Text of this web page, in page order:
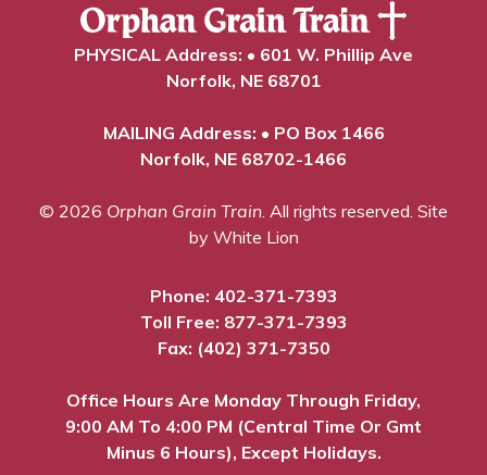
PHYSICAL Address: • 601 W. Phillip Ave
Norfolk, NE 68701
MAILING Address: • PO Box 1466
Norfolk, NE 68702-1466
© 2026 Orphan Grain Train. All rights reserved. Site
by White Lion
Phone: 402-371-7393
Toll Free: 877-371-7393
Fax: (402) 371-7350
Office Hours Are Monday Through Friday,
9:00 AM To 4:00 PM (Central Time Or Gmt
Minus 6 Hours), Except Holidays.